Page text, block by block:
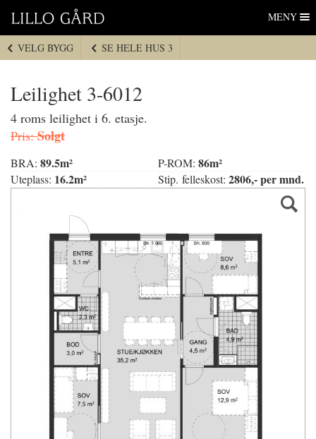
navigasjon
Hopp
innhold
MENY
VELG BYGG SE HELE HUS 3
Leilighet 3-6012
4 roms leilighet i 6. etasje.
Pris:Solgt
BRA: 89.5m² P-ROM: 86m²
Uteplass: 16.2m² Stip. felleskost: 2806,- per mnd.